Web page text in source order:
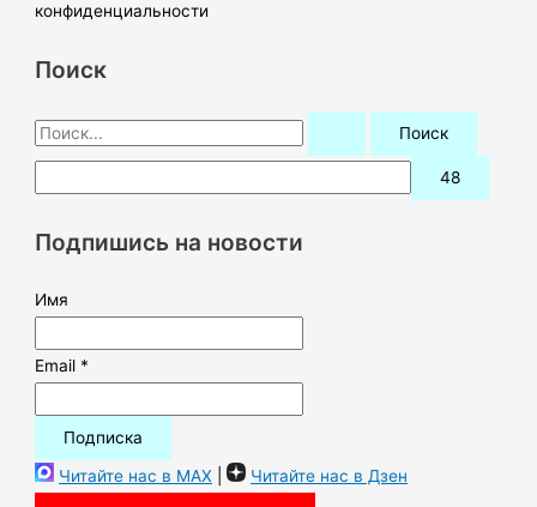
конфиденциальности
Поиск
П
о
и
кПодпишись на новости
Имя
Email *
Читайте нас в MAX | Читайте нас в Дзен